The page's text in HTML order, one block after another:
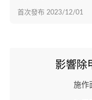
首次發布 2023/12/01
影響除
施作